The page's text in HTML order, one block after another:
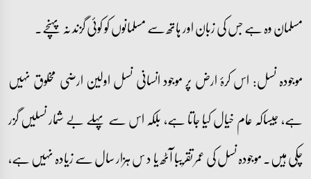
مسلمان وہ ہے جس کی زبان اور ہاتھ سے مسلمانوں کو کوئی گزند نہ پہنچے۔
موجودہ نسل: اس کرۂ ارض پر موجود انسانی نسل اولین ارضی مخلوق نہیں
ہے، جیساکہ عام خیال کیا جاتا ہے، بلکہ اس سے پہلے بے شمار نسلیں گزر
چکی ہیں۔ موجودہ نسل کی عمر تقریبا آٹھ یا د س ہزار سال سے زیادہ نہیں ہے،